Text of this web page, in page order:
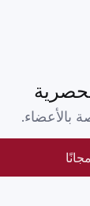
بالأعضاء.